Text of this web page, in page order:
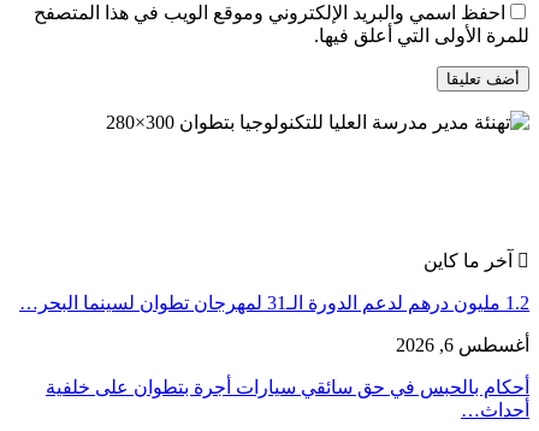
احفظ اسمي والبريد الإلكتروني وموقع الويب في هذا المتصفح
للمرة الأولى التي أعلق فيها.
آخر ما كاين
1.2 مليون درهم لدعم الدورة الـ31 لمهرجان تطوان لسينما البحر…
أغسطس 6, 2026
أحكام بالحبس في حق سائقي سيارات أجرة بتطوان على خلفية
أحداث…